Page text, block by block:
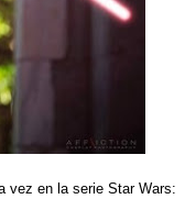
vez en la serie Star Wars: